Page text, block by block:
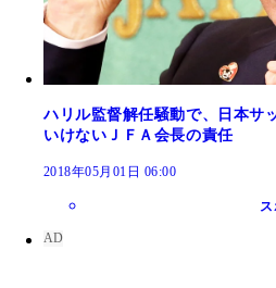
ハリル監督解任騒動で、日本サ
いけないＪＦＡ会長の責任
2018年05月01日 06:00